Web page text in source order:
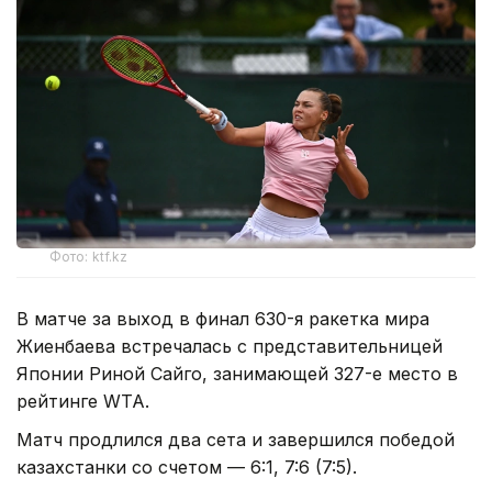
Фото: ktf.kz
В матче за выход в финал 630-я ракетка мира
Жиенбаева встречалась с представительницей
Японии Риной Сайго, занимающей 327-е место в
рейтинге WTA.
Матч продлился два сета и завершился победой
казахстанки со счетом — 6:1, 7:6 (7:5).